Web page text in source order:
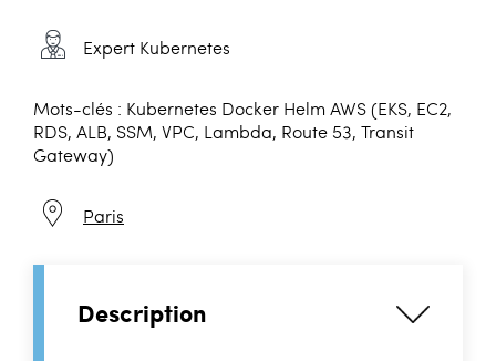
Expert Kubernetes
Mots-clés : Kubernetes Docker Helm AWS (EKS, EC2,
RDS, ALB, SSM, VPC, Lambda, Route 53, Transit
Gateway)
Paris
Description